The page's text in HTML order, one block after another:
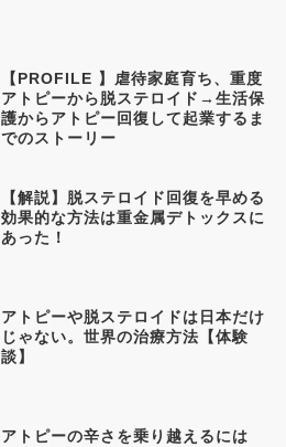
【PROFILE 】虐待家庭育ち、重度
アトピーから脱ステロイド→生活保
護からアトピー回復して起業するま
でのストーリー
【解説】脱ステロイド回復を早める
効果的な方法は重金属デトックスに
あった！
アトピーや脱ステロイドは日本だけ
じゃない。世界の治療方法【体験
談】
アトピーの辛さを乗り越えるには